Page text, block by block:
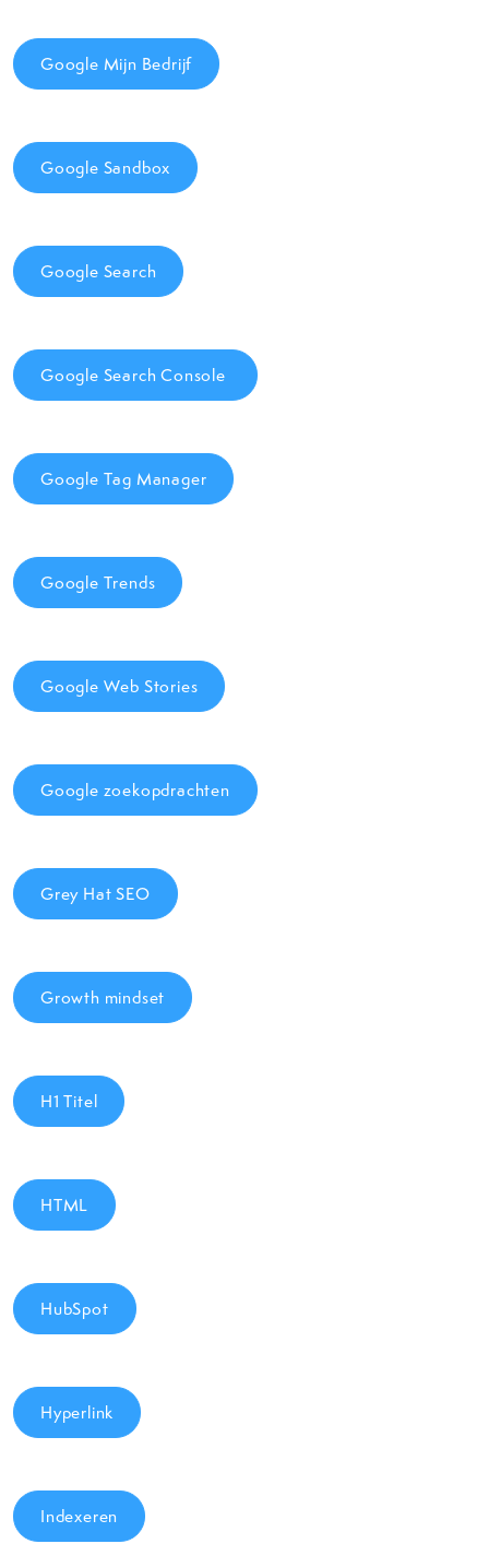
Google Mijn Bedrijf
Google Sandbox
Google Search
Google Search Console
Google Tag Manager
Google Trends
Google Web Stories
Google zoekopdrachten
Grey Hat SEO
Growth mindset
H1 Titel
HTML
HubSpot
Hyperlink
Indexeren